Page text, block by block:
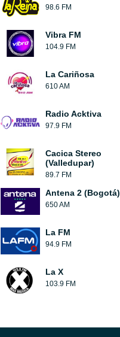
98.6 FM
Vibra FM
104.9 FM
La Cariñosa
610 AM
Radio Acktiva
97.9 FM
Cacica Stereo
(Valledupar)
89.7 FM
Antena 2 (Bogotá)
650 AM
La FM
94.9 FM
La X
103.9 FM